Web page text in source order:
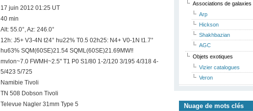
17 juin 2012 01:25 UT
40 min
Alt: 55.0°, Az: 246.0°
12h: J5+ V3-4N t24° hu22% T0.5 02h25: N4+ V0-1N t1.7°
hu63% SQM(60SE)21.54 SQML(60SE)21.69MW!!
mvlon~7.0 FWMH~2.5" T1 P0 S1/80 1-2/120 3/195 4/318 4-
5/423 5/725
Namibie Tivoli
TN 508 Dobson Tivoli
Televue Nagler 31mm Type 5
Associations de galaxies
Arp
Hickson
Shakhbazian
AGC
Objets exotiques
Vizier catalogues
Veron
Nuage de mots clés